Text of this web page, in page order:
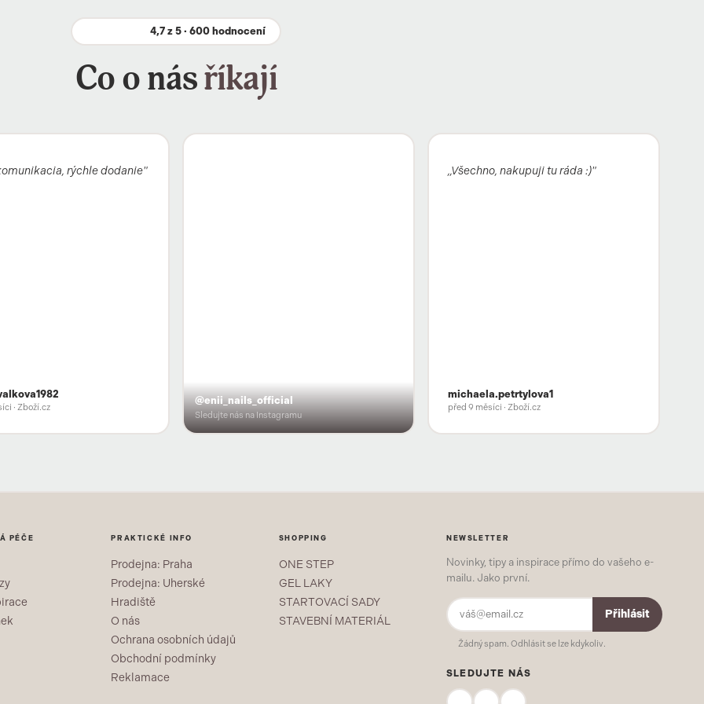
4,7 z 5 · 600 hodnocení
Co o násříkají
rýchle dodanie"
· Zboží.cz
@enii_nails_official
Sledujte nás na Instagramu
„Všechno, nakupuji tu ráda :)"
michaela.petrtylova1
před 9 měsíci · Zboží.cz
PÉČE PRAKTICKÉ INFO
Prodejna: Praha
Prodejna: Uherské
Hradiště
O nás
Ochrana osobních údajů
Obchodní podmínky
Reklamace
SHOPPING
ONE STEP
GEL LAKY
STARTOVACÍ SADY
STAVEBNÍ MATERIÁL
NEWSLETTER
Novinky, tipy a inspirace přímo do vašeho e-
mailu. Jako první.
Přihlásit
Žádný spam. Odhlásit se lze kdykoliv.
SLEDUJTE NÁS